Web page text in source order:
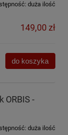
duża ilość
149,00 zł
do koszyka
ORBIS -
duża ilość